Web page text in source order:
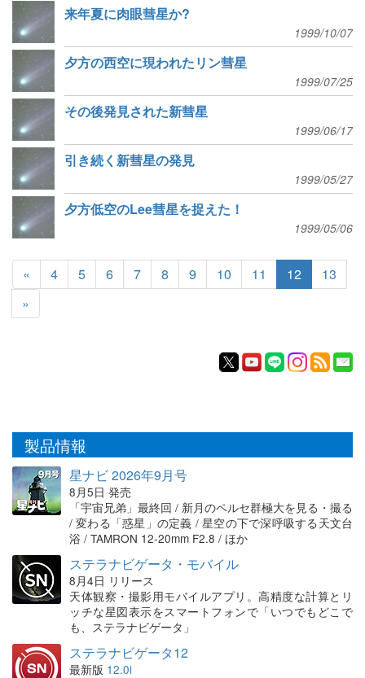
来年夏に肉眼彗星か?
1999/10/07
夕方の西空に現われたリン彗星
1999/07/25
その後発見された新彗星
1999/06/17
引き続く新彗星の発見
1999/05/27
夕方低空のLee彗星を捉えた！
1999/05/06
« 4 5 6 7 8 9 10 11 12
13
»
製品情報
星ナビ 2026年9月号
8月5日 発売
「宇宙兄弟」最終回 / 新月のペルセ群極大を見る・撮る
/ 変わる「惑星」の定義 / 星空の下で深呼吸する天文台
浴 / TAMRON 12-20mm F2.8 / ほか
ステラナビゲータ・モバイル
8月4日 リリース
天体観察・撮影用モバイルアプリ。高精度な計算とリ
ッチな星図表示をスマートフォンで「いつでもどこで
も、ステラナビゲータ」
ステラナビゲータ12
最新版 12.0i